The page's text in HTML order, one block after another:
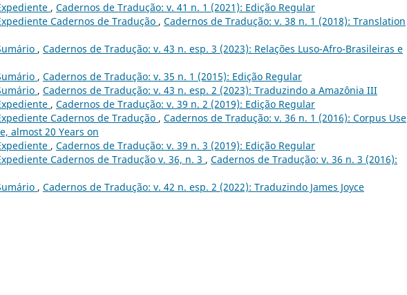
, Cadernos de Tradução: v. 41 n. 1 (2021): Edição Regular
Cadernos de Tradução , Cadernos de Tradução: v. 38 n. 1 (2018): Translation
, Cadernos de Tradução: v. 43 n. esp. 3 (2023): Relações Luso-Afro-Brasileiras e
, Cadernos de Tradução: v. 35 n. 1 (2015): Edição Regular
, Cadernos de Tradução: v. 43 n. esp. 2 (2023): Traduzindo a Amazônia III
, Cadernos de Tradução: v. 39 n. 2 (2019): Edição Regular
Cadernos de Tradução , Cadernos de Tradução: v. 36 n. 1 (2016): Corpus Use
almost 20 Years on
, Cadernos de Tradução: v. 39 n. 3 (2019): Edição Regular
Cadernos de Tradução v. 36, n. 3 , Cadernos de Tradução: v. 36 n. 3 (2016):
, Cadernos de Tradução: v. 42 n. esp. 2 (2022): Traduzindo James Joyce